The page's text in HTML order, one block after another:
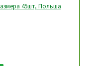
20 шт, РФ
и ...